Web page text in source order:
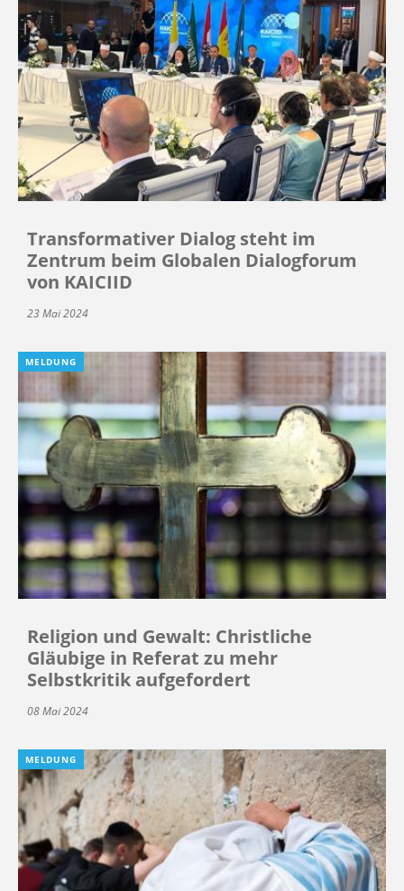
Transformativer Dialog steht im
Zentrum beim Globalen Dialogforum
von KAICIID
23 Mai 2024
MELDUNG
Religion und Gewalt: Christliche
Gläubige in Referat zu mehr
Selbstkritik aufgefordert
08 Mai 2024
MELDUNG